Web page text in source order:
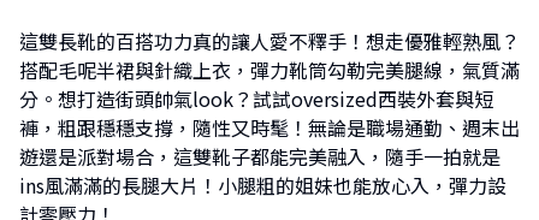
這雙長靴的百搭功力真的讓人愛不釋手！想走優雅輕熟風？
搭配毛呢半裙與針織上衣，彈力靴筒勾勒完美腿線，氣質滿
分。想打造街頭帥氣look？試試oversized西裝外套與短
褲，粗跟穩穩支撐，隨性又時髦！無論是職場通勤、週末出
遊還是派對場合，這雙靴子都能完美融入，隨手一拍就是
ins風滿滿的長腿大片！小腿粗的姐妹也能放心入，彈力設
計零壓力！